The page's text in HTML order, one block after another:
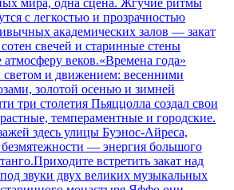
мира, одна сцена. Жгучие ритмы
с легкостью и прозрачностью
академических залов — закат
свечей и старинные стены
веков.«Времена года»
и движением: весенними
золотой осенью и зимней
три столетия Пьяццолла создал свои
темпераментные и городские.
здесь улицы Буэнос-Айреса,
безмятежности — энергия большого
встретить закат над
звуки двух великих музыкальных